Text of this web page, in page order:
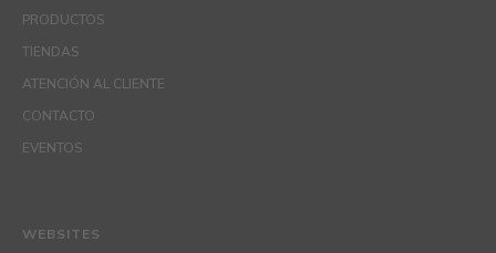
PRODUCTOS
TIENDAS
ATENCIÓN AL CLIENTE
CONTACTO
EVENTOS
WEBSITES